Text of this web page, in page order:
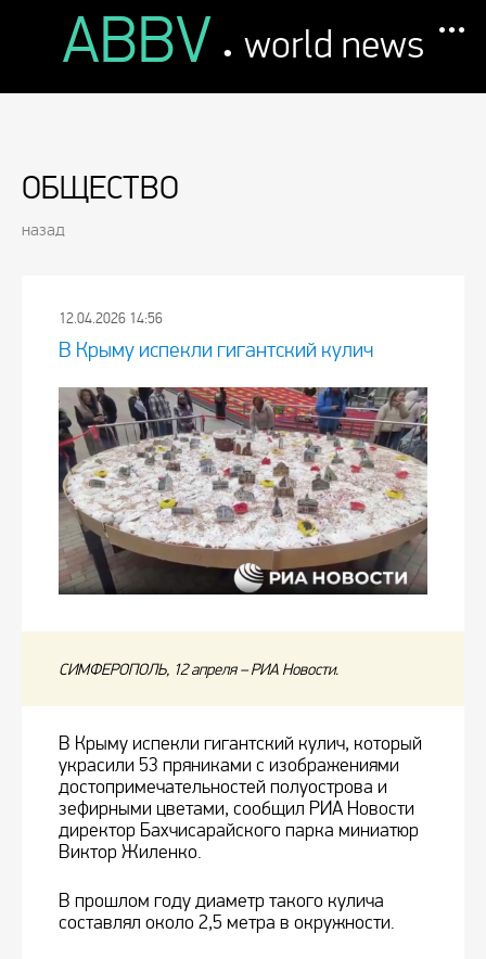
ABBV . world news
ОБЩЕСТВО
назад
12.04.2026 14:56
В Крыму испекли гигантский кулич
СИМФЕРОПОЛЬ, 12 апреля – РИА Новости.
В Крыму испекли гигантский кулич, который
украсили 53 пряниками с изображениями
достопримечательностей полуострова и
зефирными цветами, сообщил РИА Новости
директор Бахчисарайского парка миниатюр
Виктор Жиленко.
В прошлом году диаметр такого кулича
составлял около 2,5 метра в окружности.